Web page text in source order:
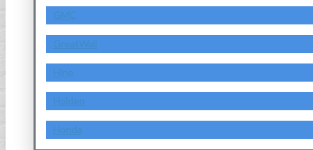
GMC
GreatWall
Hino
Holden
Honda